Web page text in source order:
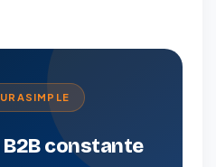
B2B constante